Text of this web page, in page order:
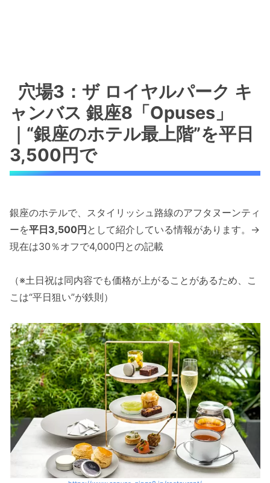
穴場3：ザ ロイヤルパーク キ
ャンバス 銀座8「Opuses」
｜“銀座のホテル最上階”を平日
3,500円で
銀座のホテルで、スタイリッシュ路線のアフタヌーンティ
ーを平日3,500円として紹介している情報があります。→
現在は30％オフで4,000円との記載
（※土日祝は同内容でも価格が上がることがあるため、こ
こは“平日狙い”が鉄則）